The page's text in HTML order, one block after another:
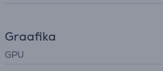
Graafika
GPU